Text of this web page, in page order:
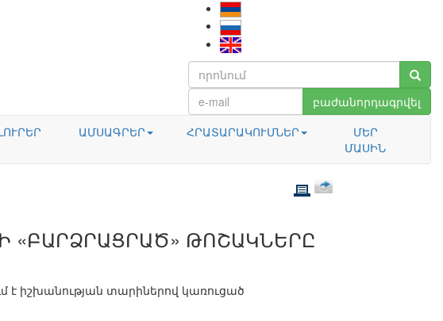
բաժանորդագրվել
ԱՄՍԱԳՐԵՐ ՀՐԱՏԱՐԱԿՈՒՄՆԵՐ
ՄԵՐ
ՄԱՍԻՆ
«ԲԱՐՁՐԱՑՐԱԾ» ԹՈՇԱԿՆԵՐԸ
իշխանության տարիներով կառուցած